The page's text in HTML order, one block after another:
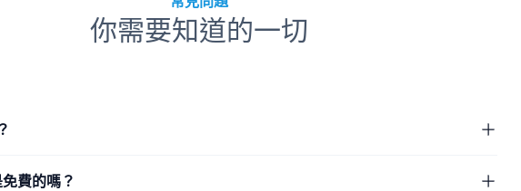
你需要知道的一切
費的嗎？